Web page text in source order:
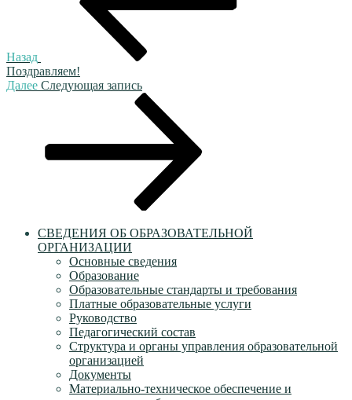
Назад
Поздравляем!
Следующая
Далее Следующая запись
СВЕДЕНИЯ ОБ ОБРАЗОВАТЕЛЬНОЙ
ОРГАНИЗАЦИИ
Основные сведения
Образование
Образовательные стандарты и требования
Платные образовательные услуги
Руководство
Педагогический состав
Структура и органы управления образовательной
организацией
Документы
Материально-техническое обеспечение и